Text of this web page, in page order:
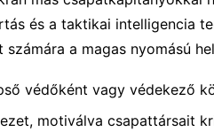
és a taktikai intelligencia
a magas nyomású
védőként vagy védekező
motiválva csapattársait